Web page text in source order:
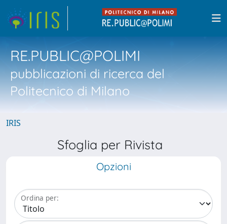
RE.PUBLIC@POLIMI
pubblicazioni di ricerca del
Politecnico di Milano
IRIS
Sfoglia per Rivista
Opzioni
Ordina per: